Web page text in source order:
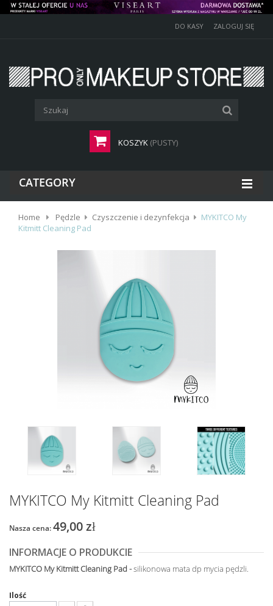
DO KASY ZALOGUJ SIĘ
KOSZYK (PUSTY)
CATEGORY
Home Pędzle Czyszczenie i dezynfekcja
MYKITCO My
Kitmitt Cleaning Pad
MYKITCO My Kitmitt Cleaning Pad
Nasza cena: 49,00 zł
INFORMACJE O PRODUKCIE
MYKITCO My Kitmitt Cleaning Pad -silikonowa mata dp mycia pędzli.
Ilość